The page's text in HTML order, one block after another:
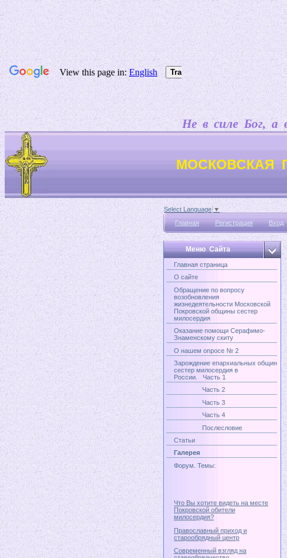
Не в силе Бог, а в
МОСКОВСКАЯ
Select Language ▼
Главная
Регистрация Вход
Меню Сайта
Главная страница
О сайте
Обращение по вопросу
возобновления
жизнедеятельности Московской
Покровской общины сестер
милосердия
Оказание помощи Серафимо-
Знаменскому скиту
О нашем опросе № 2
Зарождение епархиальных общин
сестер милосердия в
России. Часть 1
Часть 2
Часть 3
Часть 4
Послесловие
Статьи
Галерея
Форум. Темы:
Покровской обители
милосердия?
Православный приход и
старообрядный центр
Современный взгляд на
старообрядчество